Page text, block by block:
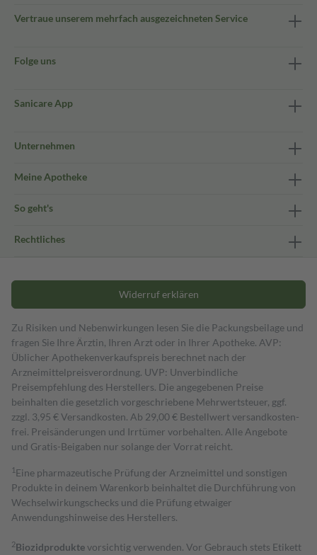
Vertraue unserem mehrfach ausgezeichneten Service
Folge uns
Sanicare App
Unternehmen
Meine Apotheke
So geht's
Rechtliches
Widerruf erklären
Zu Risiken und Nebenwirkungen lesen Sie die Packungsbeilage und
fragen Sie Ihre Ärztin, Ihren Arzt oder in Ihrer Apotheke. AVP:
Üblicher Apothekenverkaufspreis berechnet nach der
Arzneimittelpreisverordnung. UVP: Unverbindliche
Preisempfehlung des Herstellers. Die angegebenen Preise
beinhalten die gesetzlich vorgeschriebene Mehrwertsteuer, ggf.
zzgl. 3,95 € Versandkosten. Ab 29,00 € Bestell­wert versand­kosten­
frei. Preisänderungen und Irrtümer vorbehalten. Alle Angebote
und Gratis-Beigaben nur solange der Vorrat reicht.
1 Eine pharmazeutische Prüfung der Arzneimittel und sonstigen
Produkte in deinem Warenkorb beinhaltet die Durchführung von
Wechselwirkungschecks und die Prüfung etwaiger
Anwendungshinweise des Herstellers.
2Biozidproduktevorsichtig verwenden. Vor Gebrauch stets Etikett